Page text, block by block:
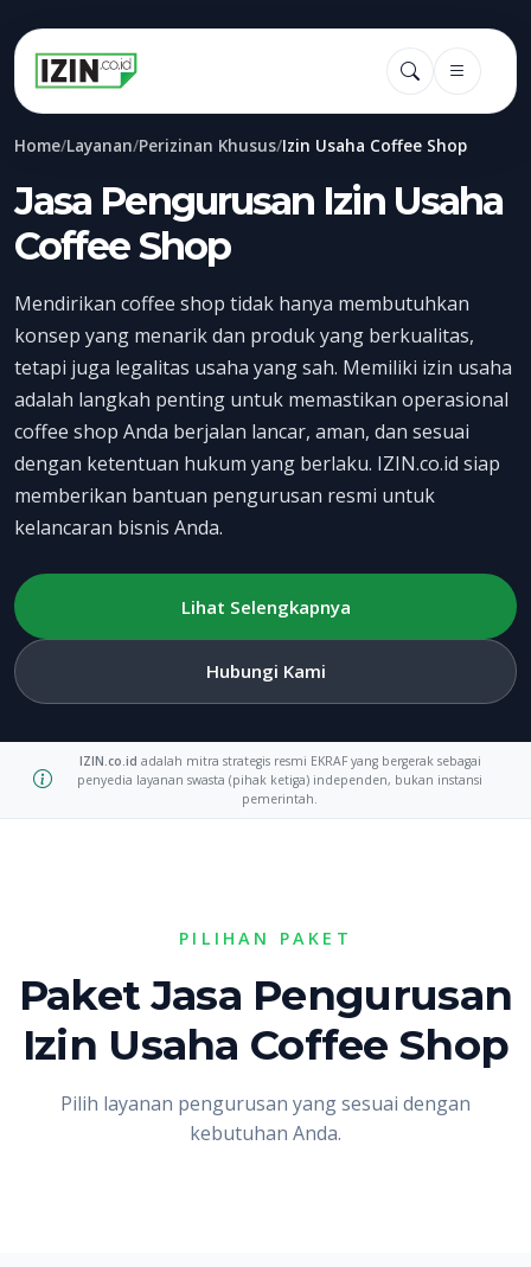
Home/Layanan/Perizinan Khusus/Izin Usaha Coffee Shop
Jasa Pengurusan Izin Usaha
Coffee Shop
Mendirikan coffee shop tidak hanya membutuhkan
konsep yang menarik dan produk yang berkualitas,
tetapi juga legalitas usaha yang sah. Memiliki izin usaha
adalah langkah penting untuk memastikan operasional
coffee shop Anda berjalan lancar, aman, dan sesuai
dengan ketentuan hukum yang berlaku. IZIN.co.id siap
memberikan bantuan pengurusan resmi untuk
kelancaran bisnis Anda.
Lihat Selengkapnya
Hubungi Kami
IZIN.co.id adalah mitra strategis resmi EKRAF yang bergerak sebagai
penyedia layanan swasta (pihak ketiga) independen, bukan instansi
pemerintah.
PILIHAN PAKET
Paket Jasa Pengurusan
Izin Usaha Coffee Shop
Pilih layanan pengurusan yang sesuai dengan
kebutuhan Anda.